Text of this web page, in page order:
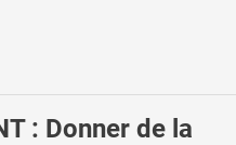
: Donner de la